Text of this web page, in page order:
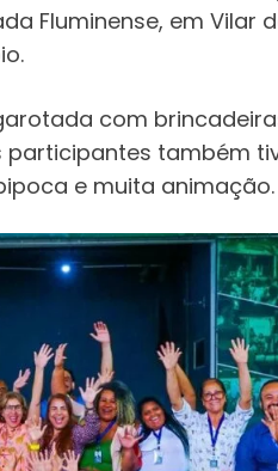
Fluminense, em Vilar
com
participantes também
e muita animação.